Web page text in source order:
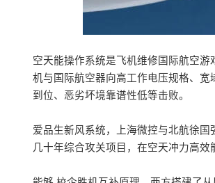
空天能操作系统是飞机维修国际航空
机与国际航空器向高工作电压规格、
到位、恶劣坏境靠谱性低等击败。
爱品生新风系统，上海微控与北航徐
几十年综合攻关项目，在空天冲力高